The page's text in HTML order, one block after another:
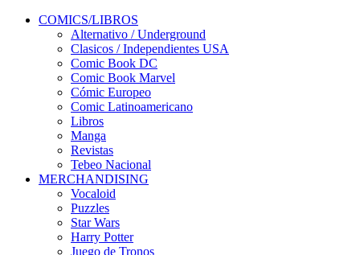
COMICS/LIBROS
Alternativo / Underground
Clasicos / Independientes USA
Comic Book DC
Comic Book Marvel
Cómic Europeo
Comic Latinoamericano
Libros
Manga
Revistas
Tebeo Nacional
MERCHANDISING
Vocaloid
Puzzles
Star Wars
Harry Potter
Juego de Tronos